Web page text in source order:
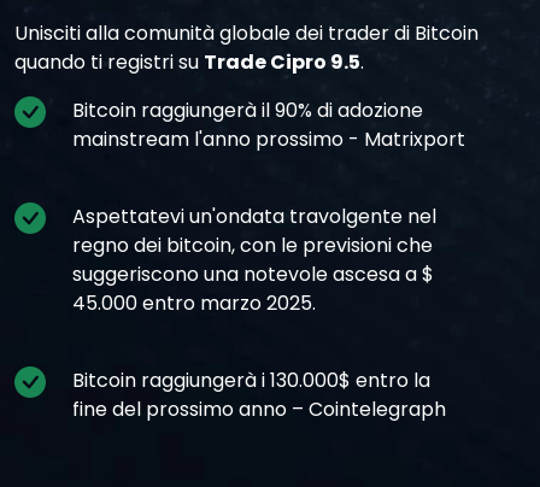
Unisciti alla comunità globale dei trader di Bitcoin
quando ti registri su Trade Cipro 9.5.
Bitcoin raggiungerà il 90% di adozione
mainstream l'anno prossimo - Matrixport
Aspettatevi un'ondata travolgente nel
regno dei bitcoin, con le previsioni che
suggeriscono una notevole ascesa a $
45.000 entro marzo 2025.
Bitcoin raggiungerà i 130.000$ entro la
fine del prossimo anno – Cointelegraph